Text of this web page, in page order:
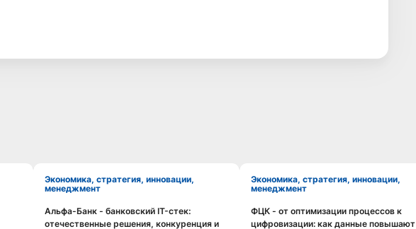
Экономика, стратегия, инновации,
менеджмент
Смотреть видео
Альфа-Банк - банковский IT-стек:
отечественные решения, конкуренция и
Экономика, стратегия, инновации,
менеджмент
Смотреть видео
ФЦК - от оптимизации процессов к
цифровизации: как данные повышают